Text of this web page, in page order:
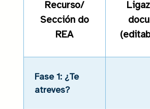
Recurso/
Sección do
REA
Fase 1: ¿Te
atreves?